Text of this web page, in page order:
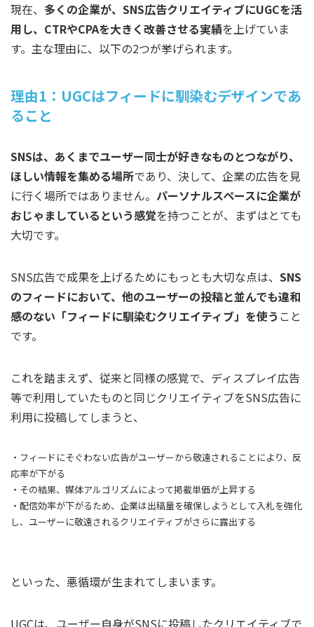
現在、 多くの企業が、SNS広告クリエイティブにUGCを活
用し、CTRやCPAを大きく改善させる実績を上げていま
す。主な理由に、以下の2つが挙げられます。
理由1：UGCはフィードに馴染むデザインであ
ること
SNSは、あくまでユーザー同士が好きなものとつながり、
ほしい情報を集める場所であり、決して、企業の広告を見
に行く場所ではありません。 パーソナルスペースに企業が
おじゃましているという感覚を持つことが、まずはとても
大切です。
SNS広告で成果を上げるためにもっとも大切な点は、 SNS
のフィードにおいて、他のユーザーの投稿と並んでも違和
感のない「フィードに馴染むクリエイティブ」を使う こと
です。
これを踏まえず、従来と同様の感覚で、ディスプレイ広告
等で利用していたものと同じクリエイティブをSNS広告に
利用に投稿してしまうと、
・フィードにそぐわない広告がユーザーから敬遠されることにより、反
応率が下がる
・その結果、媒体アルゴリズムによって掲載単価が上昇する
・配信効率が下がるため、企業は出稿量を確保しようとして入札を強化
し、ユーザーに敬遠されるクリエイティブがさらに露出する
といった、悪循環が生まれてしまいます。
UGCは、ユーザー自身がSNSに投稿したクリエイティブで